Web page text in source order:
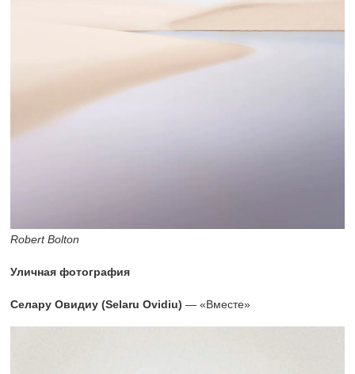
Robert Bolton
Уличная фотография
Селару Овидиу (Selaru Ovidiu) — «Вместе»